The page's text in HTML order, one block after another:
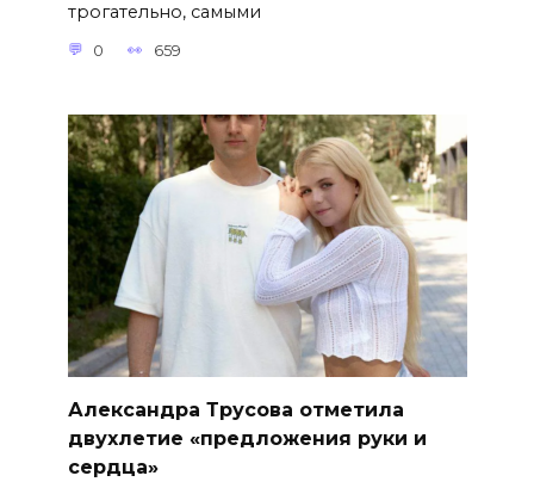
трогательно, самыми
0 659
Александра Трусова отметила
двухлетие «предложения руки и
сердца»